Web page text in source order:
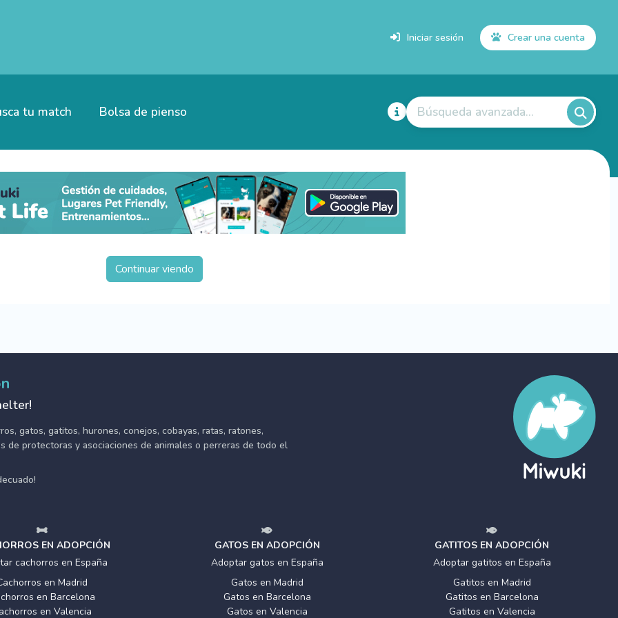
Iniciar sesión Crear una cuenta
tu match Bolsa de pienso Búsqueda avanzada...
Continuar viendo
gatos, gatitos, hurones, conejos, cobayas, ratas, ratones,
de protectoras y asociaciones de animales o perreras de todo el
EN ADOPCIÓN
cachorros en España
en Madrid
en Barcelona
en Valencia
GATOS EN ADOPCIÓN
Adoptar gatos en España
Gatos en Madrid
Gatos en Barcelona
Gatos en Valencia
GATITOS EN ADOPCIÓN
Adoptar gatitos en España
Gatitos en Madrid
Gatitos en Barcelona
Gatitos en Valencia